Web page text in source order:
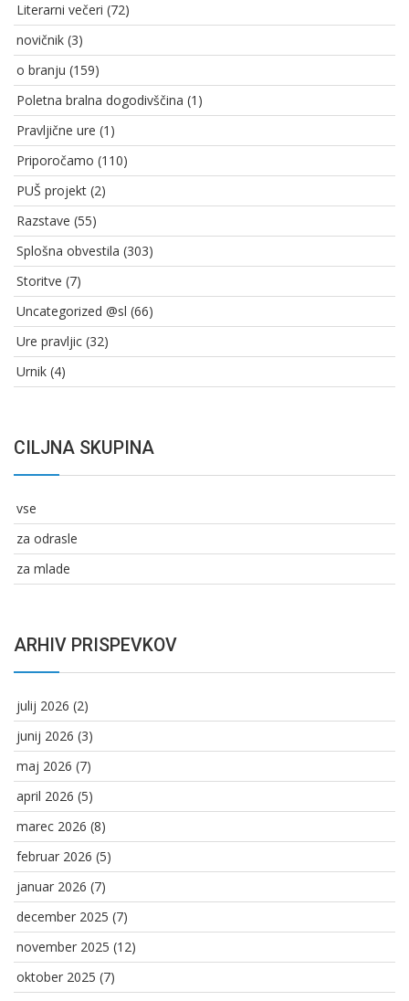
Literarni večeri (72)
novičnik (3)
o branju (159)
Poletna bralna dogodivščina (1)
Pravljične ure (1)
Priporočamo (110)
PUŠ projekt (2)
Razstave (55)
Splošna obvestila (303)
Storitve (7)
Uncategorized @sl (66)
Ure pravljic (32)
Urnik (4)
CILJNA SKUPINA
vse
za odrasle
za mlade
ARHIV PRISPEVKOV
julij 2026 (2)
junij 2026 (3)
maj 2026 (7)
april 2026 (5)
marec 2026 (8)
februar 2026 (5)
januar 2026 (7)
december 2025 (7)
november 2025 (12)
oktober 2025 (7)